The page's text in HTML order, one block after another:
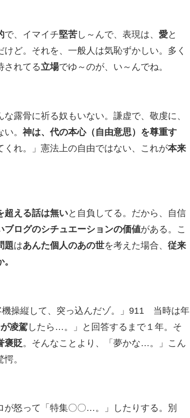
で、イマイチ堅苦 し～んで、表現は、 愛と
けど。それを、一般人は気恥ずかしい。多く
されてる立場でゆ～のが、い～んでね。
露骨に祈る奴もいない。謙虚で、敬虔に、
。 神は、代の本心（自由意思）を尊重す
れ。」憲法上の自由ではない、これが本来
超える話は無いと自負してる。だから、自信
ブログのシチュエーションの価値がある。こ
題はあんた個人のあの世を考えた場合、 従来
機操縦して、突っ込んだゾ。」911 当時は年
凌駕したら…。」と回答するまで１年。そ
褒貶。そんなことより、「夢かな…。」こん
。
が怒って「特集〇〇…。」したりする。別